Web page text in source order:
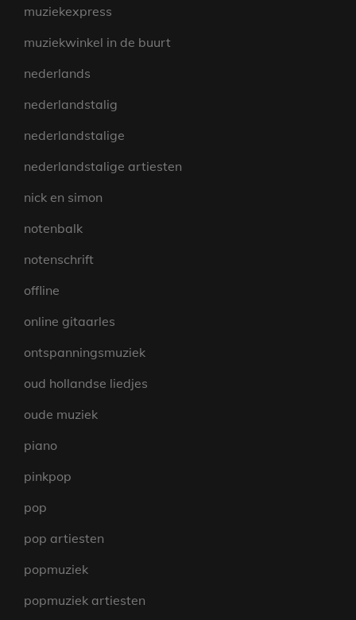
muziekexpress
muziekwinkel in de buurt
nederlands
nederlandstalig
nederlandstalige
nederlandstalige artiesten
nick en simon
notenbalk
notenschrift
offline
online gitaarles
ontspanningsmuziek
oud hollandse liedjes
oude muziek
piano
pinkpop
pop
pop artiesten
popmuziek
popmuziek artiesten